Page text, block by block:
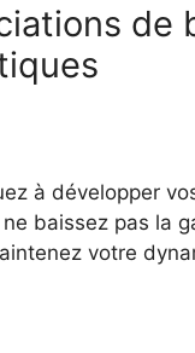
de
à développer
baissez pas la
votre